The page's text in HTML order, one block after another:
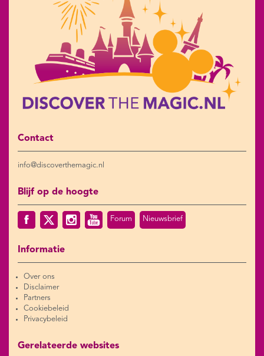
Contact
info@discoverthemagic.nl
Blijf op de hoogte
Forum Nieuwsbrief
Informatie
Over ons
Disclaimer
Partners
Cookiebeleid
Privacybeleid
Gerelateerde websites